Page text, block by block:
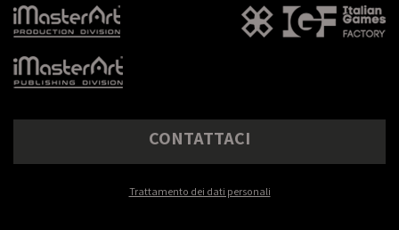
CONTATTACI
Trattamento dei dati personali